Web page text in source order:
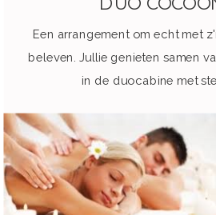
Een arrangement om echt met
beleven. Jullie genieten samen
in de duocabine met